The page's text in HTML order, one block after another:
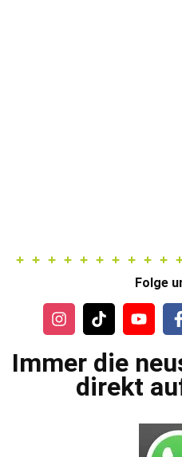
Folge
Immer die
direkt